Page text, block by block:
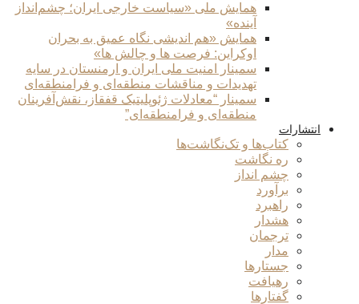
همایش ملی «سیاست خارجی ایران؛ چشم‌انداز
آینده»
همایش «هم اندیشی نگاه عمیق به بحران
اوکراین: فرصت ها و چالش ها»
سمینار امنیت ملی ایران و ارمنستان در سایه
تهدیدات و مناقشات منطقه‌ای و فرامنطقه‌ای
سمینار “معادلات ژئوپلیتیک قفقاز، نقش‌آفرینان
منطقه‌ای و فرامنطقه‌ای”
انتشارات
کتاب‌ها و تک‌نگاشت‌ها
ره نگاشت
چشم انداز
برآورد
راهبرد
هشدار
ترجمان
مدار
جستارها
رهیافت
گفتارها